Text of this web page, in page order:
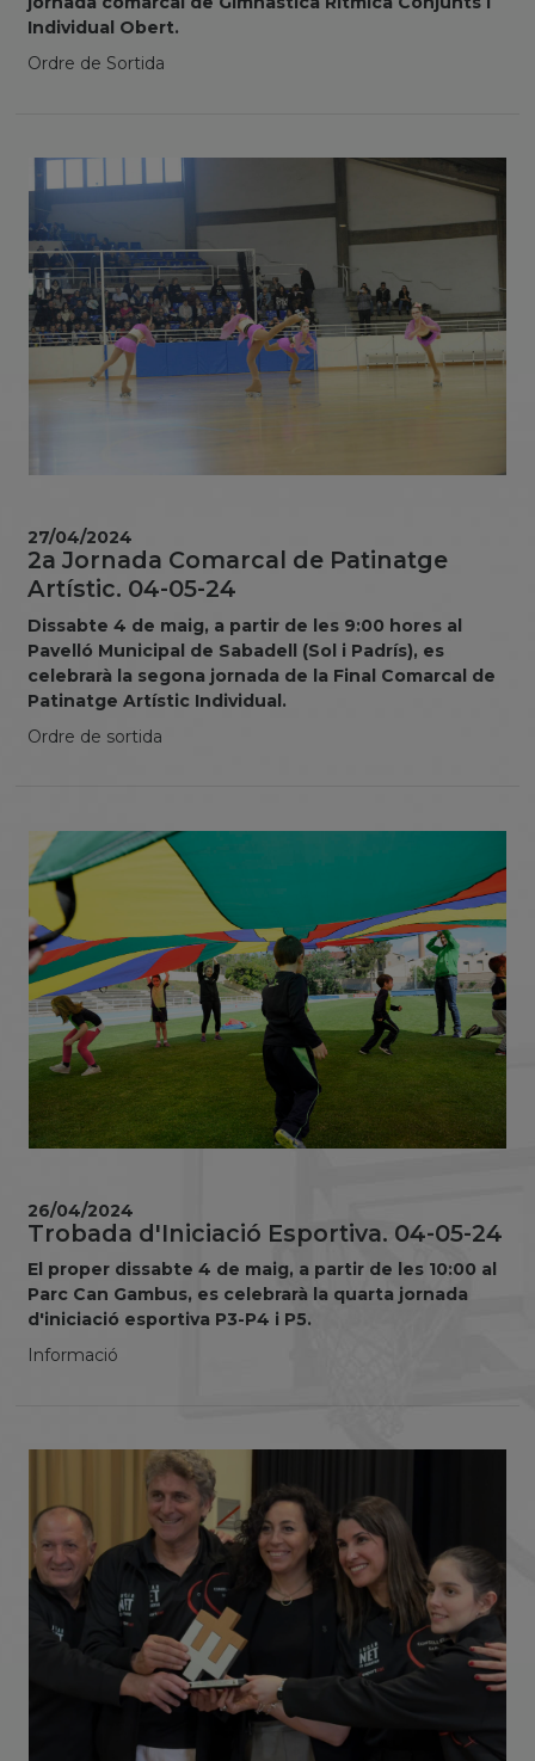
Individual Obert.
Ordre de Sortida
2a Jornada Comarcal de Patinatge
Artístic. 04-05-24
Dissabte 4 de maig, a partir de les 9:00 hores al
Pavelló Municipal de Sabadell (Sol i Padrís), es
celebrarà la segona jornada de la Final Comarcal de
Patinatge Artístic Individual.
Ordre de sortida
27/04/2024
Trobada d'Iniciació Esportiva. 04-05-24
El proper dissabte 4 de maig, a partir de les 10:00 al
Parc Can Gambus, es celebrarà la quarta jornada
d'iniciació esportiva P3-P4 i P5.
Informació
26/04/2024